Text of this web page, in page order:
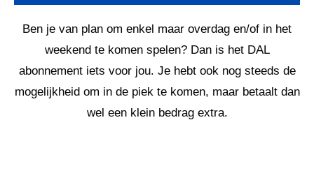
Ben je van plan om enkel maar overdag en/of in het
weekend te komen spelen? Dan is het DAL
abonnement iets voor jou. Je hebt ook nog steeds de
mogelijkheid om in de piek te komen, maar betaalt dan
wel een klein bedrag extra.